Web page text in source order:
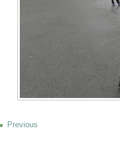
Previous